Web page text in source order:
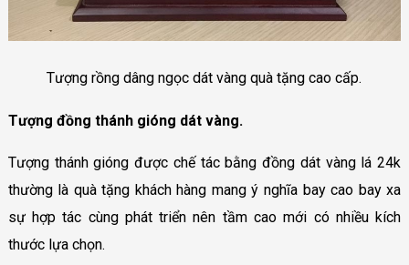
Tượng rồng dâng ngọc dát vàng quà tặng cao cấp.
Tượng đồng thánh gióng dát vàng.
Tượng thánh gióng được chế tác bằng đồng dát vàng lá 24k
thường là quà tặng khách hàng mang ý nghĩa bay cao bay xa
sự hợp tác cùng phát triển nên tầm cao mới có nhiều kích
thước lựa chọn.